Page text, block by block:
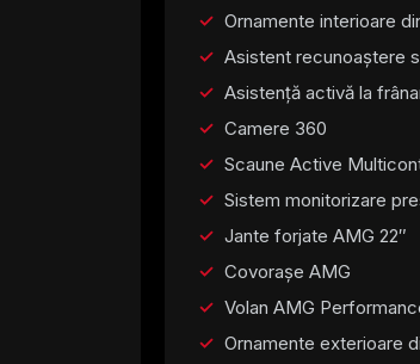
Ornamente interioare
Asistent recunoaștere
Asistență activă la
Camere 360
Scaune Active
Sistem monitorizare
Jante forjate AMG 22″
Covorașe AMG
Volan AMG
Ornamente exterioare